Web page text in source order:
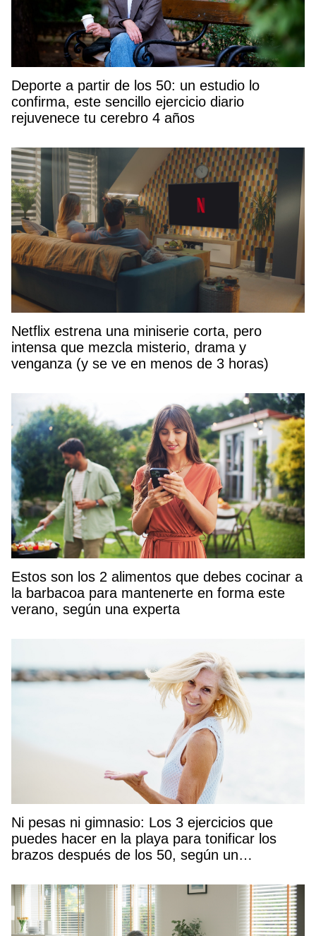
Deporte a partir de los 50: un estudio lo
confirma, este sencillo ejercicio diario
rejuvenece tu cerebro 4 años
Netflix estrena una miniserie corta, pero
intensa que mezcla misterio, drama y
venganza (y se ve en menos de 3 horas)
Estos son los 2 alimentos que debes cocinar a
la barbacoa para mantenerte en forma este
verano, según una experta
Ni pesas ni gimnasio: Los 3 ejercicios que
puedes hacer en la playa para tonificar los
brazos después de los 50, según un